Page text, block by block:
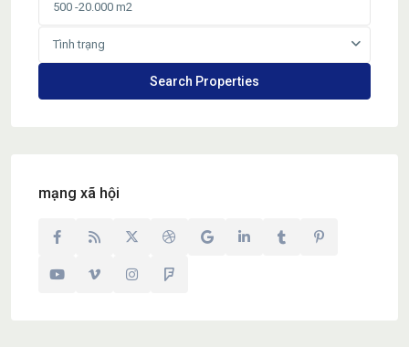
Tình trạng
mạng xã hội